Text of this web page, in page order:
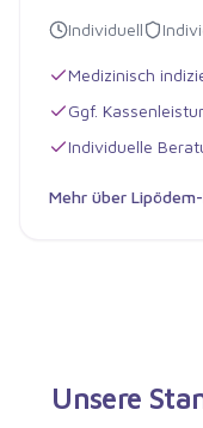
Individuell
Medizinisch
Ggf.
Individuelle
Mehr über
Unsere